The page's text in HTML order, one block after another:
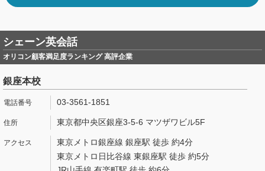
シェーン英会話
オリコン顧客満足度ランキング 高評企業
銀座本校
03-3561-1851
東京都中央区銀座3-5-6 マツザワビル5F
東京メトロ銀座線 銀座駅 徒歩 約4分
東京メトロ日比谷線 東銀座駅 徒歩 約5分